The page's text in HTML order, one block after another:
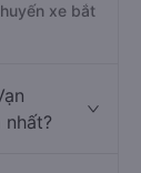
xe bắt
nhất?